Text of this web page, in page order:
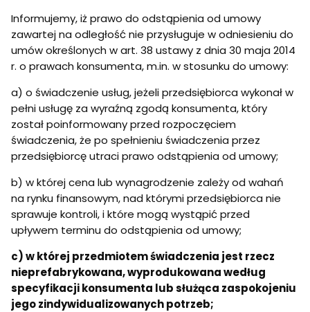
Informujemy, iż prawo do odstąpienia od umowy
zawartej na odległość nie przysługuje w odniesieniu do
umów określonych w art. 38 ustawy z dnia 30 maja 2014
r. o prawach konsumenta, m.in. w stosunku do umowy:
a) o świadczenie usług, jeżeli przedsiębiorca wykonał w
pełni usługę za wyraźną zgodą konsumenta, który
został poinformowany przed rozpoczęciem
świadczenia, że po spełnieniu świadczenia przez
przedsiębiorcę utraci prawo odstąpienia od umowy;
b) w której cena lub wynagrodzenie zależy od wahań
na rynku finansowym, nad którymi przedsiębiorca nie
sprawuje kontroli, i które mogą wystąpić przed
upływem terminu do odstąpienia od umowy;
c) w której przedmiotem świadczenia jest rzecz
nieprefabrykowana, wyprodukowana według
specyfikacji konsumenta lub służąca zaspokojeniu
jego zindywidualizowanych potrzeb;